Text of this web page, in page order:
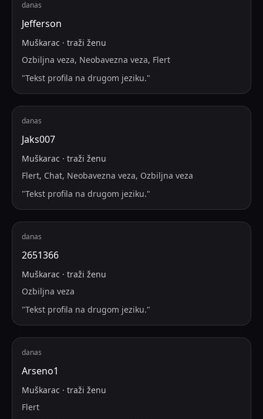
danas
Jefferson
Muškarac · traži ženu
Ozbiljna veza, Neobavezna veza, Flert
"Tekst profila na drugom jeziku."
danas
Jaks007
Muškarac · traži ženu
Flert, Chat, Neobavezna veza, Ozbiljna veza
"Tekst profila na drugom jeziku."
danas
2651366
Muškarac · traži ženu
Ozbiljna veza
"Tekst profila na drugom jeziku."
danas
Arseno1
Muškarac · traži ženu
Flert